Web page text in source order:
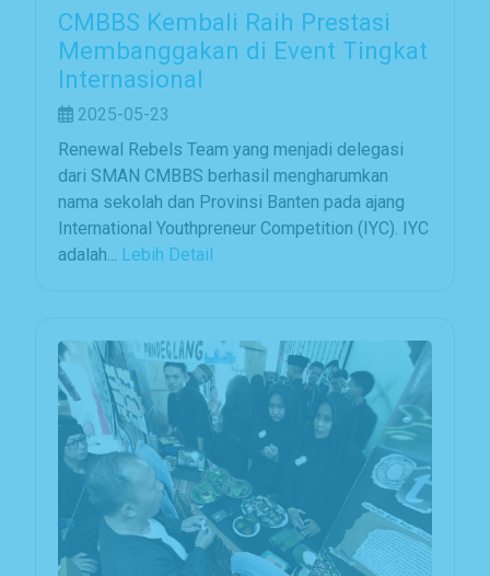
CMBBS Kembali Raih Prestasi
Membanggakan di Event Tingkat
Internasional
2025-05-23
Renewal Rebels Team yang menjadi delegasi
dari SMAN CMBBS berhasil mengharumkan
nama sekolah dan Provinsi Banten pada ajang
International Youthpreneur Competition (IYC). IYC
adalah...
Lebih Detail